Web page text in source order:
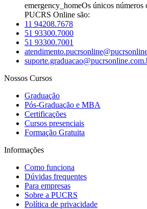
emergency_homeOs únicos números
PUCRS Online são:
11 94208.7678
51 93300.7000
51 93300.7001
Nossos Cursos
Graduação
Pós-Graduação e MBA
Certificações
Cursos presenciais
Formação Gratuita
Informações
Como funciona
Dúvidas frequentes
Para empresas
Sobre a PUCRS
Política de privacidade